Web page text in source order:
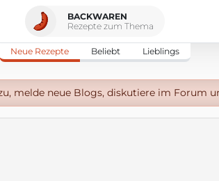
BACKWAREN
Rezepte zum Thema
Neue Rezepte Beliebt Lieblings
melde neue Blogs, diskutiere im Forum